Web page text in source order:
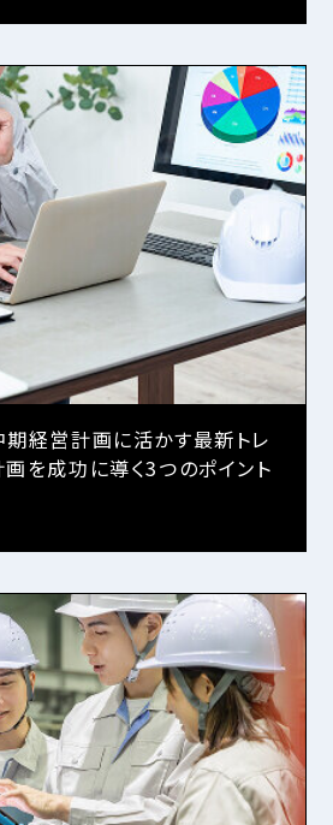
経営計画に活かす最新トレ
を成功に導く3つのポイント